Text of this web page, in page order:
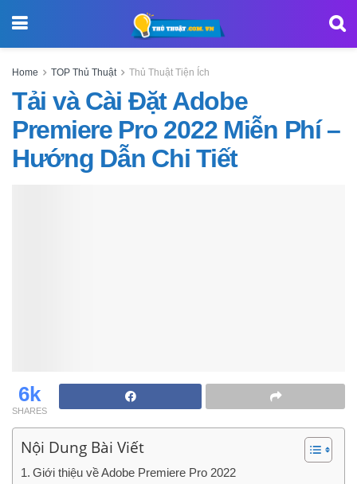
Home TOP Thủ Thuật Thủ Thuật Tiện Ích
Tải và Cài Đặt Adobe
Premiere Pro 2022 Miễn Phí –
Hướng Dẫn Chi Tiết
6k
SHARES
Nội Dung Bài Viết
Giới thiệu về Adobe Premiere Pro 2022